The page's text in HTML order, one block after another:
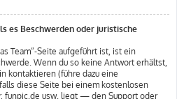
es Beschwerden oder juristische
Team“-Seite aufgeführt ist, ist ein
Wenn du so keine Antwort erhältst,
kontaktieren (führe dazu eine
diese Seite bei einem kostenlosen
funpic.de usw. liegt — den Support oder